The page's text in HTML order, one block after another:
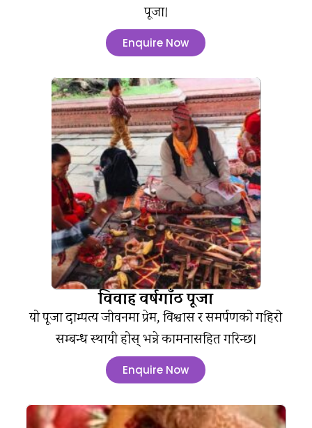
पूजा।
Enquire Now
विवाह वर्षगाँठ पूजा
यो पूजा दाम्पत्य जीवनमा प्रेम, विश्वास र समर्पणको गहिरो
सम्बन्ध स्थायी होस् भन्ने कामनासहित गरिन्छ।
Enquire Now